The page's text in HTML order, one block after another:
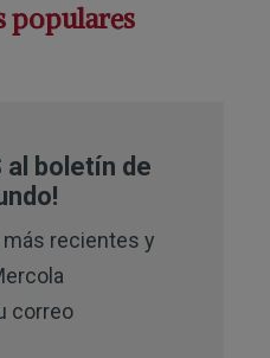
March 7,
populares
al boletín de
recientes y
correo